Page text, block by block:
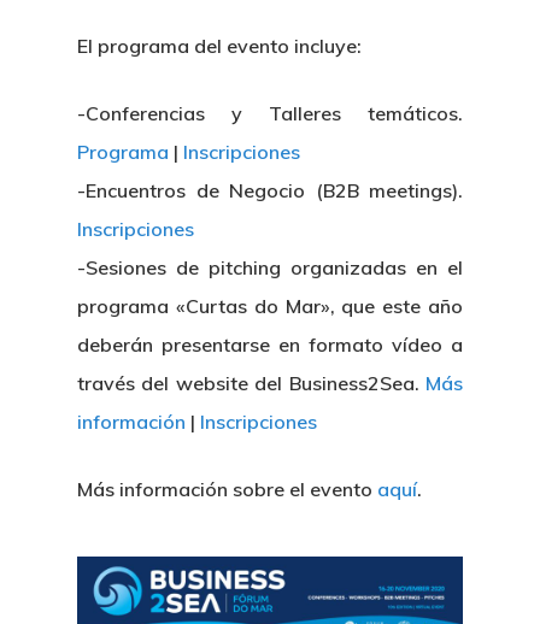
El programa del evento incluye:
-Conferencias y Talleres temáticos.
Programa | Inscripciones
-Encuentros de Negocio (B2B meetings).
Inscripciones
-Sesiones de pitching organizadas en el
programa «Curtas do Mar», que este año
deberán presentarse en formato vídeo a
través del website del Business2Sea. Más
información | Inscripciones
Más información sobre el evento aquí.
Nosotros
Directorio De Personal
Actualidad
Proyectos